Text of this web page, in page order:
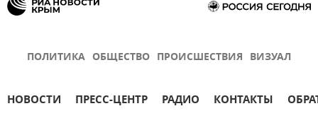
ПОЛИТИКА ОБЩЕСТВО ПРОИСШЕСТВИЯ ВИЗУАЛ
НОВОСТИ ПРЕСС-ЦЕНТР РАДИО КОНТАКТЫ